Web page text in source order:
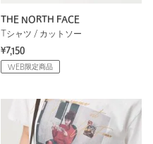
THE NORTH FACE
Tシャツ / カットソー
¥7,150
WEB限定商品